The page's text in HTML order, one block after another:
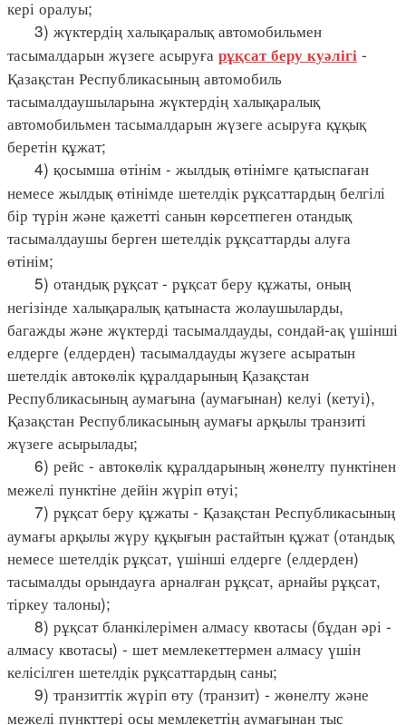
кері оралуы;
3) жүктердің халықаралық автомобильмен
тасымалдарын жүзеге асыруға рұқсат беру куәлігі -
Қазақстан Республикасының автомобиль
тасымалдаушыларына жүктердің халықаралық
автомобильмен тасымалдарын жүзеге асыруға құқық
беретін құжат;
4) қосымша өтінім - жылдық өтінімге қатыспаған
немесе жылдық өтінімде шетелдік рұқсаттардың белгілі
бір түрін және қажетті санын көрсетпеген отандық
тасымалдаушы берген шетелдік рұқсаттарды алуға
өтінім;
5) отандық рұқсат - рұқсат беру құжаты, оның
негізінде халықаралық қатынаста жолаушыларды,
багажды және жүктерді тасымалдауды, сондай-ақ үшінші
елдерге (елдерден) тасымалдауды жүзеге асыратын
шетелдік автокөлік құралдарының Қазақстан
Республикасының аумағына (аумағынан) келуі (кетуі),
Қазақстан Республикасының аумағы арқылы транзиті
жүзеге асырылады;
6) рейс - автокөлік құралдарының жөнелту пунктінен
межелі пунктіне дейін жүріп өтуі;
7) рұқсат беру құжаты - Қазақстан Республикасының
аумағы арқылы жүру құқығын растайтын құжат (отандық
немесе шетелдік рұқсат, үшінші елдерге (елдерден)
тасымалды орындауға арналған рұқсат, арнайы рұқсат,
тіркеу талоны);
8) рұқсат бланкілерімен алмасу квотасы (бұдан әрі -
алмасу квотасы) - шет мемлекеттермен алмасу үшін
келісілген шетелдік рұқсаттардың саны;
9) транзиттік жүріп өту (транзит) - жөнелту және
межелі пункттері осы мемлекеттің аумағынан тыс